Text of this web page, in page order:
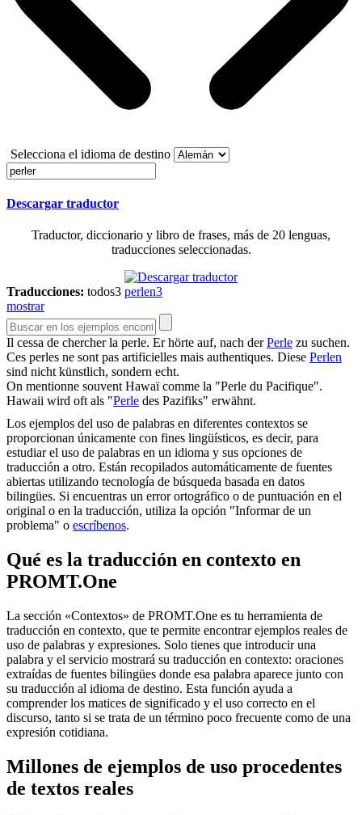
Selecciona el idioma de destino
Descargar traductor
Traductor, diccionario y libro de frases, más de 20 lenguas,
traducciones seleccionadas.
Traducciones: todos3 perlen3
mostrar
Il cessa de chercher la perle. Er hörte auf, nach derPerle zu suchen.
Ces perles ne sont pas artificielles mais authentiques. Diese Perlen
sind nicht künstlich, sondern echt.
On mentionne souvent Hawaï comme la "Perle du Pacifique".
Hawaii wird oft als "Perle des Pazifiks" erwähnt.
Los ejemplos del uso de palabras en diferentes contextos se
proporcionan únicamente con fines lingüísticos, es decir, para
estudiar el uso de palabras en un idioma y sus opciones de
traducción a otro. Están recopilados automáticamente de fuentes
abiertas utilizando tecnología de búsqueda basada en datos
bilingües. Si encuentras un error ortográfico o de puntuación en el
original o en la traducción, utiliza la opción "Informar de un
problema" o escríbenos.
Qué es la traducción en contexto en
PROMT.One
La sección «Contextos» de PROMT.One es tu herramienta de
traducción en contexto, que te permite encontrar ejemplos reales de
uso de palabras y expresiones. Solo tienes que introducir una
palabra y el servicio mostrará su traducción en contexto: oraciones
extraídas de fuentes bilingües donde esa palabra aparece junto con
su traducción al idioma de destino. Esta función ayuda a
comprender los matices de significado y el uso correcto en el
discurso, tanto si se trata de un término poco frecuente como de una
expresión cotidiana.
Millones de ejemplos de uso procedentes
de textos reales